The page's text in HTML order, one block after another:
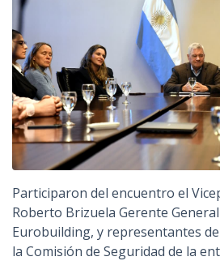
Participaron del encuentro el
Roberto Brizuela Gerente
Eurobuilding, y representantes
la Comisión de Seguridad de la